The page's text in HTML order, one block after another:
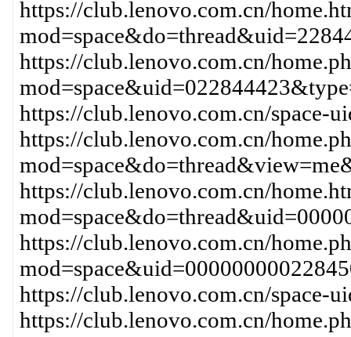
https://club.lenovo.com.cn/
https://club.lenovo.com.cn/
https://club.lenovo.com.cn/space-
https://club.lenovo.com.cn/
https://club.lenovo.com.cn/
https://club.lenovo.com.cn/
https://club.lenovo.com.cn/space-
https://club.lenovo.com.cn/